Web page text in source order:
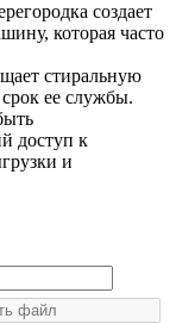
создает
которая часто
стиральную
ее службы.
доступ к
и